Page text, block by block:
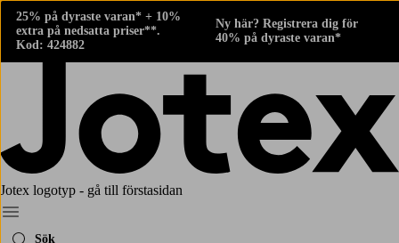
25% på dyraste varan* + 10%
extra på nedsatta priser**.
Kod: 424882
Ny här? Registrera dig för
40% på dyraste varan*
Jotex logotyp - gå till förstasidan
Meny
Sök